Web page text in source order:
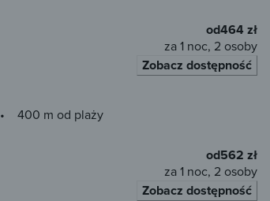
od464 zł
za 1 noc, 2 osoby
Zobacz dostępność
400 m od plaży
od562 zł
za 1 noc, 2 osoby
Zobacz dostępność